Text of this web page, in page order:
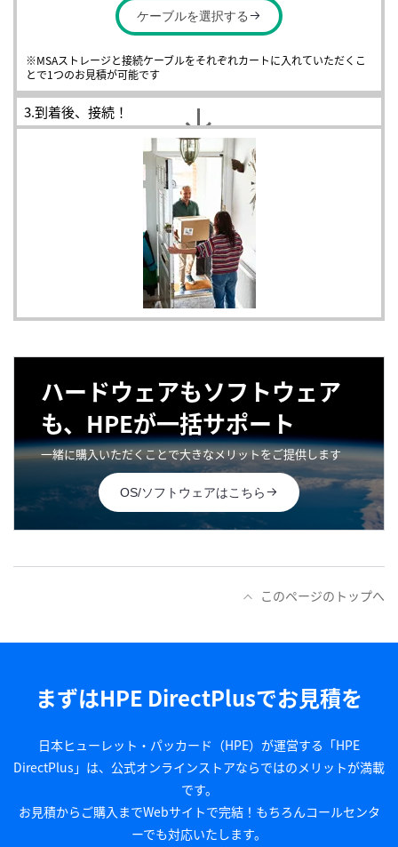
ケーブルを選択する
※MSAストレージと接続ケーブルをそれぞれカートに入れていただくこ
とで1つのお見積が可能です
3.到着後、接続！
ハードウェアもソフトウェア
も、 HPEが一括サポート
一緒に購入いただくことで大きなメリットをご提供します
OS/ソフトウェアはこちら
このページのトップへ
まずはHPE DirectPlusでお見積を
日本ヒューレット・パッカード（HPE）が運営する「HPE
DirectPlus」は、公式オンラインストアならではのメリットが満載
です。
お見積からご購入までWebサイトで完結！もちろんコールセンタ
ーでも対応いたします。